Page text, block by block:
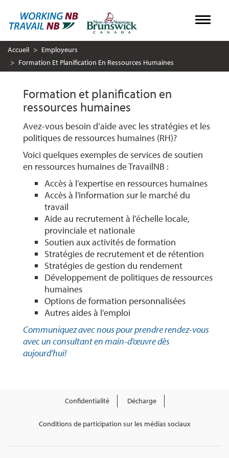
au
contenu
Accueil
Employeurs
Formation Et Planification En Ressources Humaines
Formation et planification en
ressources humaines
Avez-vous besoin d’aide avec les stratégies et les
politiques de ressources humaines (RH)?
Voici quelques exemples de services de soutien
en ressources humaines de TravailNB :
Accès à l’expertise en ressources humaines
Accès à l’information sur le marché du
travail
Aide au recrutement à l’échelle locale,
provinciale et nationale
Soutien aux activités de formation
Stratégies de recrutement et de rétention
Stratégies de gestion du rendement
Développement de politiques de ressources
humaines
Options de formation personnalisées
Autres aides à l’emploi
Communiquez avec nous pour prendre rendez-vous
avec un consultant en main-d’œuvre dès
aujourd’hui!
Confidentialité Décharge
Conditions de participation sur les médias sociaux